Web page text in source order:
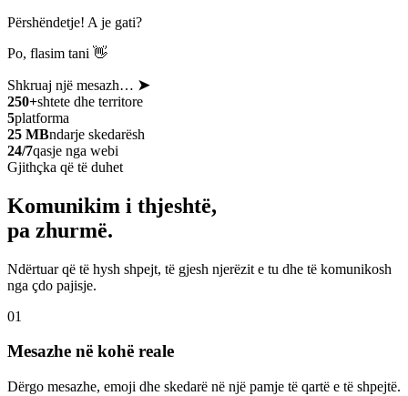
Përshëndetje! A je gati?
Po, flasim tani 👋
Shkruaj një mesazh… ➤
250+shtete dhe territore
5platforma
25 MBndarje skedarësh
24/7qasje nga webi
Gjithçka që të duhet
Komunikim i thjeshtë,
pa zhurmë.
Ndërtuar që të hysh shpejt, të gjesh njerëzit e tu dhe të komunikosh
nga çdo pajisje.
01
Mesazhe në kohë reale
Dërgo mesazhe, emoji dhe skedarë në një pamje të qartë e të shpejtë.